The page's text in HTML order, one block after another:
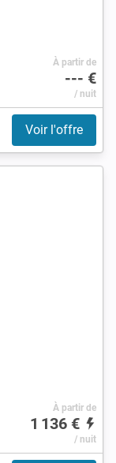
À partir de
--- €
/ nuit
Voir l'offre
À partir de
1 136 €
/ nuit